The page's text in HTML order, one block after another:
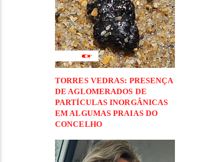
TORRES VEDRAS: PRESENÇA
DE AGLOMERADOS DE
PARTÍCULAS INORGÂNICAS
EM ALGUMAS PRAIAS DO
CONCELHO